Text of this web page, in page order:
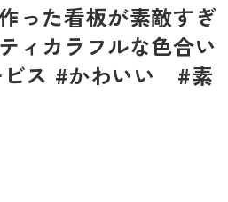
った看板が素敵すぎ
ィカラフルな色合い
ビス #かわいい #素